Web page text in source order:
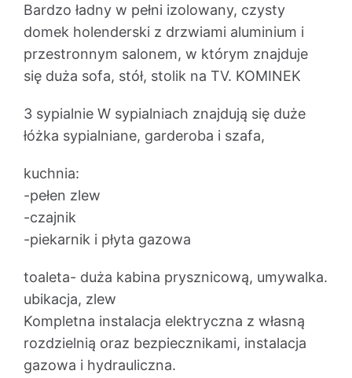
Bardzo ładny w pełni izolowany, czysty
domek holenderski z drzwiami aluminium i
przestronnym salonem, w którym znajduje
się duża sofa, stół, stolik na TV. KOMINEK
3 sypialnie W sypialniach znajdują się duże
łóżka sypialniane, garderoba i szafa,
kuchnia:
-pełen zlew
-czajnik
-piekarnik i płyta gazowa
toaleta- duża kabina prysznicową, umywalka.
ubikacja, zlew
Kompletna instalacja elektryczna z własną
rozdzielnią oraz bezpiecznikami, instalacja
gazowa i hydrauliczna.